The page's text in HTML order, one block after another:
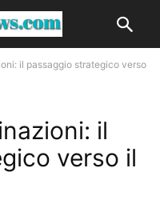
il passaggio strategico verso
il
verso il